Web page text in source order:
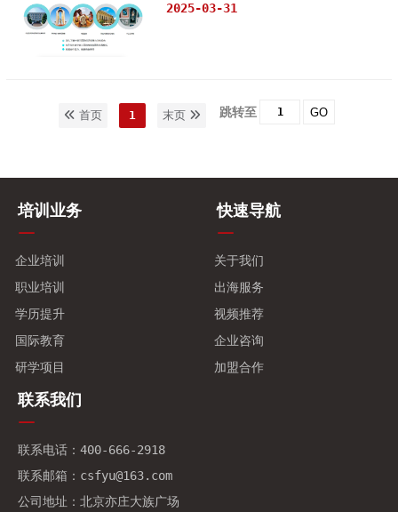
2025-03-31
首页 1 末页 跳转至 GO
培训业务
企业培训
职业培训
学历提升
国际教育
研学项目
快速导航
关于我们
出海服务
视频推荐
企业咨询
加盟合作
联系我们
联系电话：400-666-2918
联系邮箱：csfyu@163.com
公司地址：北京亦庄大族广场